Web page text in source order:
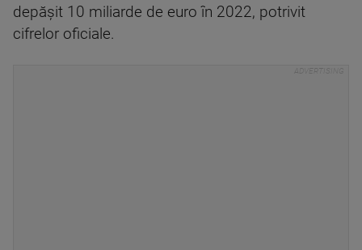
depăşit 10 miliarde de euro în 2022, potrivit
cifrelor oficiale.